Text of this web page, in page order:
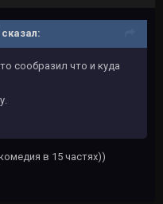
сказал:
сообразил что и куда
в 15 частях))